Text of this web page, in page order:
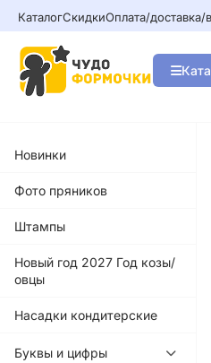
КаталогСкидкиОплата/доставка/
Новинки
Фото пряников
Штампы
Новый год 2027 Год козы/
овцы
Насадки кондитерские
Буквы и цифры